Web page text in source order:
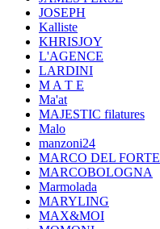
JOSEPH
Kalliste
KHRISJOY
L'AGENCE
LARDINI
M A T E
Ma'at
MAJESTIC filatures
Malo
manzoni24
MARCO DEL FORTE
MARCOBOLOGNA
Marmolada
MARYLING
MAX&MOI